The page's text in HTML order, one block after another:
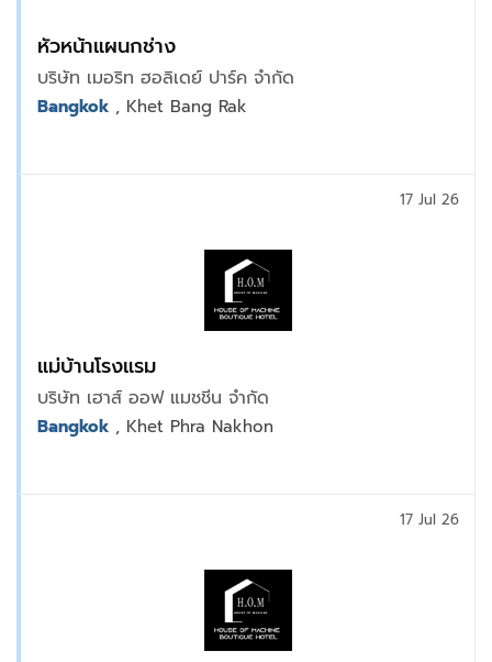
หัวหน้าแผนกช่าง
บริษัท เมอริท ฮอลิเดย์ ปาร์ค จำกัด
Bangkok , Khet Bang Rak
แม่บ้านโรงแรม
บริษัท เฮาส์ ออฟ แมชชีน จำกัด
17 Jul 26
Bangkok , Khet Phra Nakhon
17 Jul 26